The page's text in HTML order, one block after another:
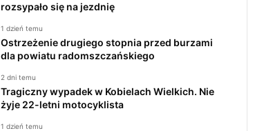
rozsypało się na jezdnię
1 dzień temu
Ostrzeżenie drugiego stopnia przed burzami
dla powiatu radomszczańskiego
2 dni temu
Tragiczny wypadek w Kobielach Wielkich. Nie
żyje 22-letni motocyklista
1 dzień temu